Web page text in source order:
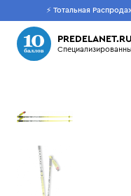
⚡ Тотальная
PREDELANET.RU
Что будем искать?